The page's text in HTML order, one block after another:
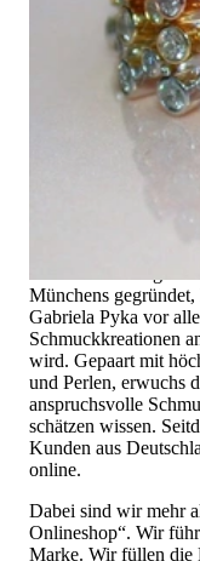
Exklusiver
das
Hochwertiger
Vertrauens. Zugleich
die ihn trägt.
uns ebenso wenig
Hochwertiger
ist nicht nur unsere
mit dem alles
Münchens
Gabriela Pyka vor
Schmuckkreationen
wird. Gepaart mit
und Perlen, erwuchs
anspruchsvolle
schätzen wissen.
Kunden aus
online.
Dabei sind wir mehr
Onlineshop“. Wir
Marke. Wir füllen die